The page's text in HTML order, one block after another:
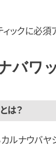
ックに必須
バワ
は？
ルナウバヤ